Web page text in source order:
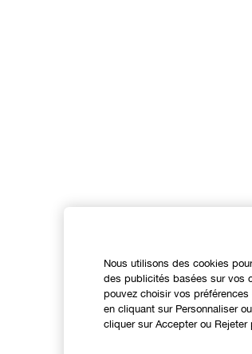
Nous utilisons des cookies
des publicités basées sur vos
pouvez choisir vos
en cliquant sur Personnaliser
cliquer sur Accepter ou Rejeter